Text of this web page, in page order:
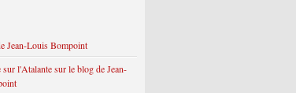
Jean-Louis Bompoint
sur l'Atalante sur le blog de Jean-